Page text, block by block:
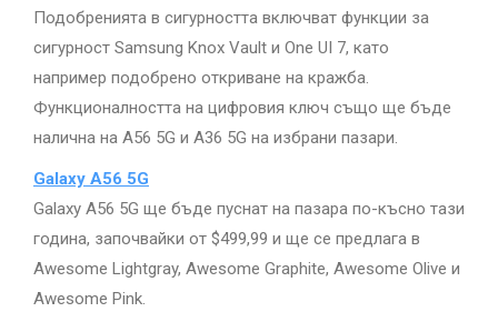
Подобренията в сигурността включват функции за
сигурност Samsung Knox Vault и One UI 7, като
например подобрено откриване на кражба.
Функционалността на цифровия ключ също ще бъде
налична на A56 5G и A36 5G на избрани пазари.
Galaxy A56 5G
Galaxy A56 5G ще бъде пуснат на пазара по-късно тази
година, започвайки от $499,99 и ще се предлага в
Awesome Lightgray, Awesome Graphite, Awesome Olive и
Awesome Pink.